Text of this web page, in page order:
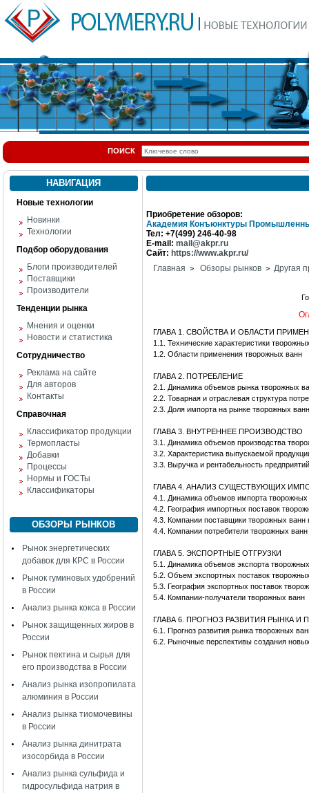
ПОИСК
НАВИГАЦИЯ
Новые технологии
Новинки
Технологии
Подбор оборудования
Блоги производителей
Поставщики
Производители
Тенденции рынка
Мнения и оценки
Новости и статистика
Сотрудничество
Реклама на сайте
Для авторов
Контакты
Справочная
Классификатор продукции
Термопласты
Добавки
Процессы
Нормы и ГОСТы
Классификаторы
ОБЗОРЫ РЫНКОВ
Рынок энергетических
добавок для КРС в России
Рынок гуминовых удобрений
в России
Анализ рынка кокса в России
Рынок защищенных жиров в
России
Рынок пектина и сырья для
его производства в России
Анализ рынка изопропилата
алюминия в России
Анализ рынка тиомочевины
в России
Анализ рынка динитрата
изосорбида в России
Анализ рынка сульфида и
гидросульфида натрия в
Приобретение обзоров:
Академия Конъюнктуры
Тел: +7(499) 246-40-98
E-mail: mail@akpr.ru
Сайт: https://www.akpr.ru/
Главная > Обзоры рынков > Другая
ГЛАВА 1. СВОЙСТВА И ОБЛАСТИ
1.1. Технические характеристики
1.2. Области применения творожных ванн
ГЛАВА 2. ПОТРЕБЛЕНИЕ
2.1. Динамика объемов рынка творожных
2.2. Товарная и отраслевая структура
2.3. Доля импорта на рынке творожных ванн
ГЛАВА 3. ВНУТРЕННЕЕ ПРОИЗВОДСТВО
3.1. Динамика объемов производства
3.2. Характеристика выпускаемой
3.3. Выручка и рентабельность
ГЛАВА 4. АНАЛИЗ СУЩЕСТВУЮЩИХ
4.1. Динамика объемов импорта творожных
4.2. География импортных поставок
4.3. Компании поставщики творожных ванн
4.4. Компании потребители творожных
ГЛАВА 5. ЭКСПОРТНЫЕ ОТГРУЗКИ
5.1. Динамика объемов экспорта
5.2. Объем экспортных поставок
5.3. География экспортных поставок
5.4. Компании-получатели творожных ванн
ГЛАВА 6. ПРОГНОЗ РАЗВИТИЯ РЫНКА
6.1. Прогноз развития рынка творожных
6.2. Рыночные перспективы создания